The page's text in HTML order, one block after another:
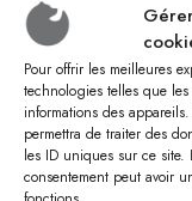
Pour offrir les meilleures
technologies telles que
informations des
permettra de traiter des
les ID uniques sur ce
consentement peut avoir
Protégé : Adélie
Voir la galerie